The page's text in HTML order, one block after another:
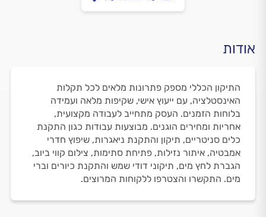
אודות
התיקון הכללי מספק פתרונות מלאים לכל תקלות
האינסטלציה, עם ייעוץ אישי, שקיפות מלאה ועמידה
בלוחות הזמנים. העסק מתחייב לעבודה מקצועית,
אחריות ומחירים הוגנים. מבוצעות עבודות כגון התקנת
כלים סניטריים, תיקון והתקנת ניאגרות, שיפוץ חדרי
אמבטיה, איתור נזילות, פתיחת סתימות, צילום קווי ביוב,
הגברת לחץ מים, תיקוני דודי שמש והתקנת כיורים וברי
מים. התקשרו והצטרפו ללקוחות המרוצים.